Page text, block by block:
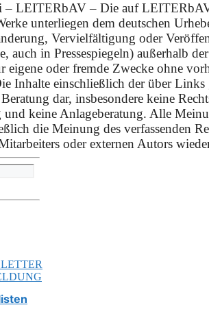
– LEITERbAV – Die auf
unterliegen dem deutschen
Vervielfältigung oder
auch in Pressespiegeln) außerhalb
eigene oder fremde Zwecke ohne
Inhalte einschließlich der über Links
dar, insbesondere keine
und keine Anlageberatung. Alle
die Meinung des verfassenden
oder externen Autors